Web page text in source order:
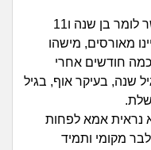
הטיפים
זוגיותשאלות
אני בת 32, אמא לפעוט, תינוק אפשר לומר בן שנה ו11
מאורסים, מישהו
חודשים אחרי
שנה, בעיקר אוף, בגיל
נראית אמא לפחות
מקומי ותמיד